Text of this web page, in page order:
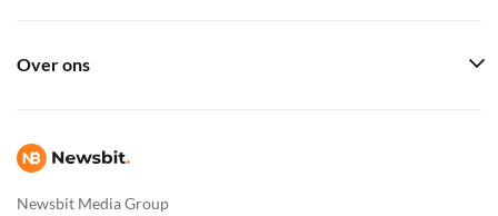
Newsbit Media Group
Over ons